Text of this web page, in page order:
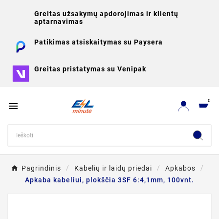
Greitas užsakymų apdorojimas ir klientų
aptarnavimas
Patikimas atsiskaitymas su Paysera
Greitas pristatymas su Venipak
 0
Pagrindinis Kabelių ir laidų priedai
Apkabos
Apkaba kabeliui, plokščia 3SF 6:4,1mm, 100vnt.